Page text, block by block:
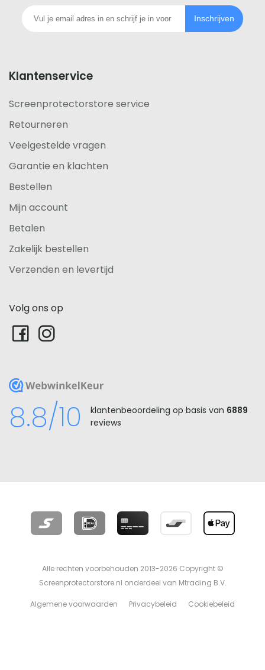
telefoon
Inschrijven
Klantenservice
Screenprotectorstore service
Retourneren
Veelgestelde vragen
Garantie en klachten
Bestellen
Mijn account
Betalen
Zakelijk bestellen
Verzenden en levertijd
Volg ons op
WebwinkelKeur
8.8/10 klantenbeoordeling op basis van 6889
reviews
Alle rechten voorbehouden 2013-2026 Copyright ©
Screenprotectorstore.nl onderdeel van Mtrading B.V.
Algemene voorwaarden Privacybeleid Cookiebeleid